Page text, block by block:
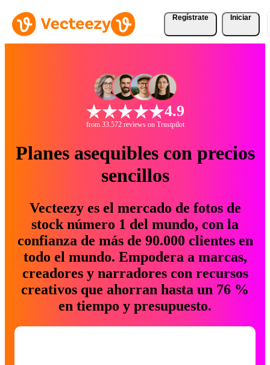
Regístrate Iniciar
4.9
from 33.572 reviews on Trustpilot
Planes asequibles con precios
sencillos
Vecteezy es el mercado de fotos de
stock número 1 del mundo, con la
confianza de más de 90.000 clientes en
todo el mundo. Empodera a marcas,
creadores y narradores con recursos
creativos que ahorran hasta un 76 %
en tiempo y presupuesto.